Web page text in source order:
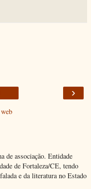
›
de associação. Entidade
de Fortaleza/CE, tendo
e da literatura no Estado